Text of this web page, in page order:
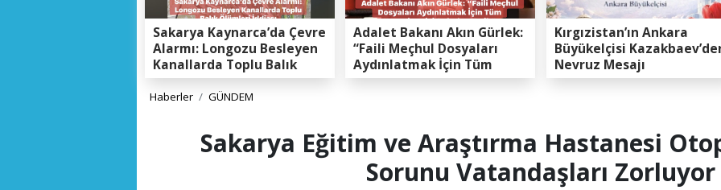
Sakarya Kaynarca’da Çevre
Alarmı: Longozu Besleyen
Kanallarda Toplu Balık
Ölümleri Gerçeği
Adalet Bakanı Akın Gürlek:
“Faili Meçhul Dosyaları
Aydınlatmak İçin Tüm
Kapasitemizi Seferber
Kırgızistan’ın Ankara
Büyükelçisi
Nevruz Mesajı
Haberler GÜNDEM
Sakarya Eğitim ve Araştırma Hastanesi
Sorunu Vatandaşları Zorluyor